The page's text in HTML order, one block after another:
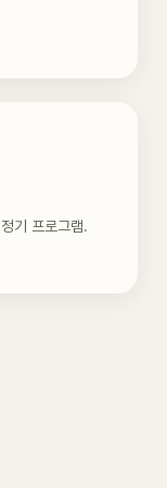
기 프로그램.